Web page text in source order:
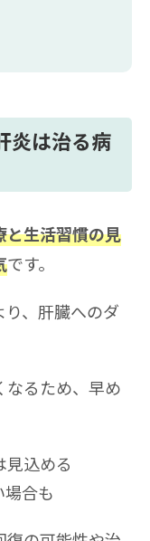
炎は治る病
と生活習慣の見
です。
、肝臓へのダ
なるため、早め
込める
合も